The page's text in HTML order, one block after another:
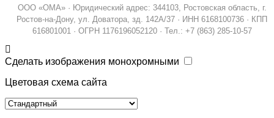
ООО «ОМА» · Юридический адрес: 344103, Ростовская область, г.
Ростов-на-Дону, ул. Доватора, зд. 142А/37 · ИНН 6168100736 · КПП
616801001 · ОГРН 1176196052120 · Тел.: +7 (863) 285-10-57
Сделать изображения монохромными
Цветовая схема сайта